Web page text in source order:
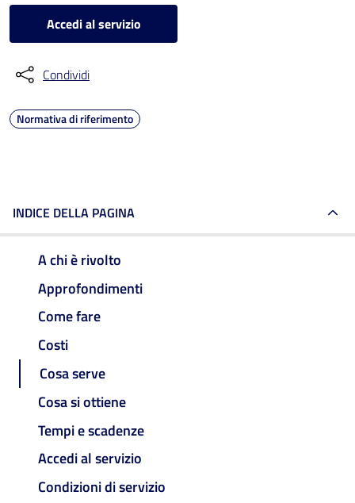
Accedi al servizio
Condividi
Normativa di riferimento
INDICE DELLA PAGINA
A chi è rivolto
Approfondimenti
Come fare
Costi
Cosa serve
Cosa si ottiene
Tempi e scadenze
Accedi al servizio
Condizioni di servizio